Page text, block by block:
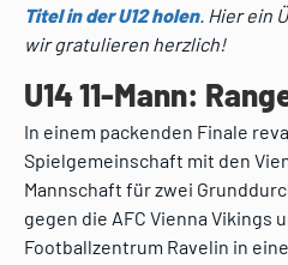
Titel in der U12 holen. Hier ein
wir gratulieren herzlich!
U14 11-Mann:
In einem packenden Finale
Spielgemeinschaft mit den
Mannschaft für zwei
gegen die AFC Vienna Vikings
Footballzentrum Ravelin in